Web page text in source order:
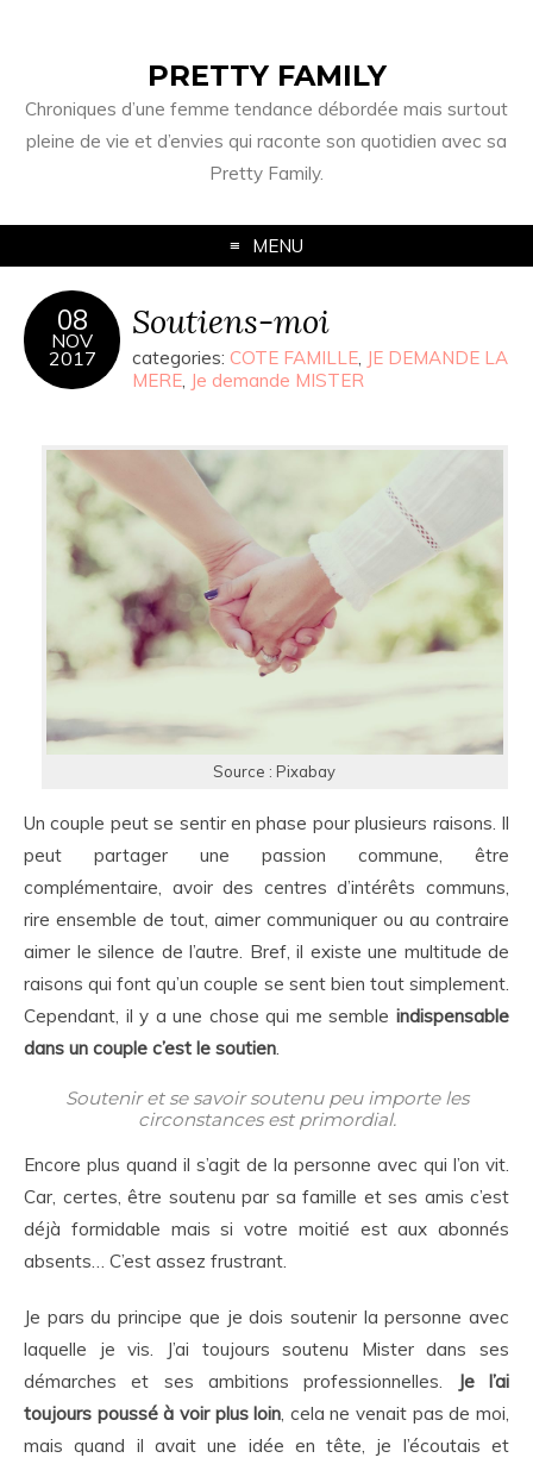
PRETTY FAMILY
Chroniques d’une femme tendance débordée mais surtout
pleine de vie et d’envies qui raconte son quotidien avec sa
Pretty Family.
MENU
08
NOV
2017
Soutiens-moi
categories: COTE FAMILLE, JE DEMANDE LA
MERE, Je demande MISTER
Source : Pixabay
Un couple peut se sentir en phase pour plusieurs raisons. Il
peut partager une passion commune, être
complémentaire, avoir des centres d’intérêts communs,
rire ensemble de tout, aimer communiquer ou au contraire
aimer le silence de l’autre. Bref, il existe une multitude de
raisons qui font qu’un couple se sent bien tout simplement.
Cependant, il y a une chose qui me semble indispensable
dans un couple c’est le soutien.
Soutenir et se savoir soutenu peu importe les
circonstances est primordial.
Encore plus quand il s’agit de la personne avec qui l’on vit.
Car, certes, être soutenu par sa famille et ses amis c’est
déjà formidable mais si votre moitié est aux abonnés
absents… C’est assez frustrant.
Je pars du principe que je dois soutenir la personne avec
laquelle je vis. J’ai toujours soutenu Mister dans ses
démarches et ses ambitions professionnelles.
Je l’ai
toujours poussé à voir plus loin, cela ne venait pas de moi,
mais quand il avait une idée en tête, je l’écoutais et